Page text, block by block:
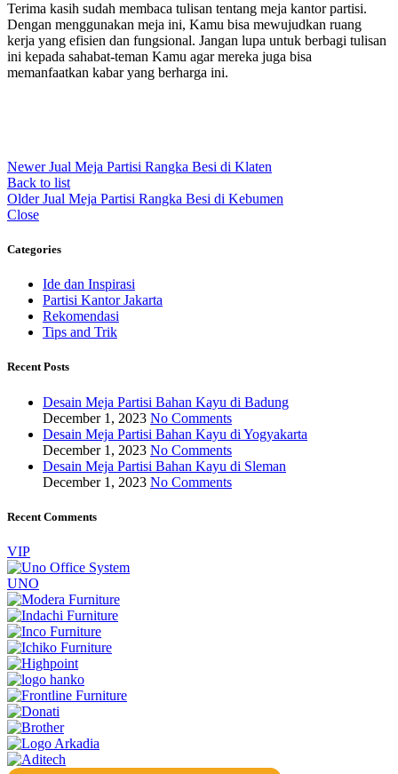
Terima kasih sudah membaca tulisan tentang meja kantor partisi.
Dengan menggunakan meja ini, Kamu bisa mewujudkan ruang
kerja yang efisien dan fungsional. Jangan lupa untuk berbagi tulisan
ini kepada sahabat-teman Kamu agar mereka juga bisa
memanfaatkan kabar yang berharga ini.
Newer Jual Meja Partisi Rangka Besi di Klaten
Back to list
Older Jual Meja Partisi Rangka Besi di Kebumen
Close
Categories
Ide dan Inspirasi
Partisi Kantor Jakarta
Rekomendasi
Tips and Trik
Recent Posts
Desain Meja Partisi Bahan Kayu di Badung
December 1, 2023 No Comments
Desain Meja Partisi Bahan Kayu di Yogyakarta
December 1, 2023 No Comments
Desain Meja Partisi Bahan Kayu di Sleman
December 1, 2023 No Comments
Recent Comments
VIP
UNO